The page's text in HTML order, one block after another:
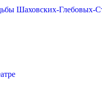
Шаховских-